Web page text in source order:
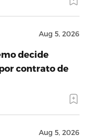
Aug 5, 2026
decide
contrato de
Aug 5, 2026